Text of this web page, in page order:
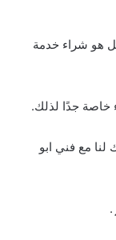
هو شراء خدمة
خاصة جدًا لذلك.
لنا مع فني ابو
.